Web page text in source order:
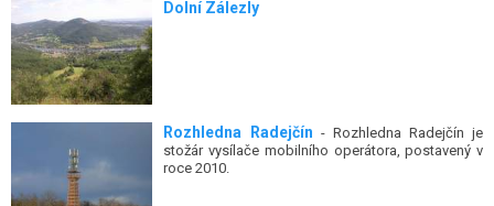
Dolní Zálezly
Rozhledna Radejčín - Rozhledna Radejčín je
stožár vysílače mobilního operátora, postavený v
roce 2010.